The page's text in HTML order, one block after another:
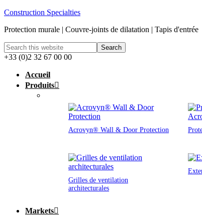
Construction Specialties
Protection murale | Couvre-joints de dilatation | Tapis d'entrée
+33 (0)2 32 67 00 00
Accueil
Produits
Acrovyn® Wall & Door Protection
Grilles de ventilation
architecturales
Markets